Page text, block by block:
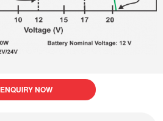
ENQUIRY NOW